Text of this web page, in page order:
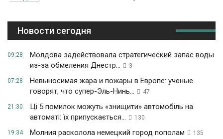
Новости сегодня
09:28
Молдова задействовала стратегический запас воды
из-за обмеления Днестр...
3
07:28
Невыносимая жара и пожары в Европе: ученые
говорят, что супер-Эль-Нинь...
47
21:30
Ці 5 помилок можуть «знищити» автомобіль на
автоматі: їх припускається...
130
19:34 Молния расколола немецкий город пополам 135